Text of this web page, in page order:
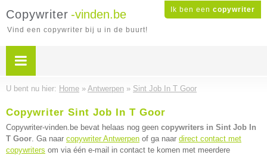
Ik ben een copywriter
Copywriter -vinden.be
Vind een copywriter bij u in de buurt!
U bent nu hier: Home » Antwerpen » Sint Job In T Goor
Copywriter Sint Job In T Goor
Copywriter-vinden.be bevat helaas nog geen copywriters in Sint Job In
T Goor. Ga naar copywriter Antwerpen of ga naar direct contact met
copywriters om via één e-mail in contact te komen met meerdere